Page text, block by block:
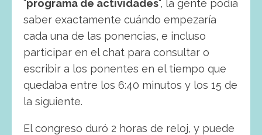
“programa de actividades“, la gente podía
saber exactamente cuándo empezaría
cada una de las ponencias, e incluso
participar en el chat para consultar o
escribir a los ponentes en el tiempo que
quedaba entre los 6:40 minutos y los 15 de
la siguiente.
El congreso duró 2 horas de reloj, y puede